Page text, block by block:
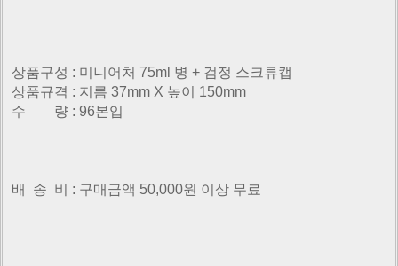
상품구성 : 미니어처 75ml 병 + 검정 스크류캡
상품규격 : 지름 37mm X 높이 150mm
수 량 : 96본입
배 송 비 : 구매금액 50,000원 이상 무료